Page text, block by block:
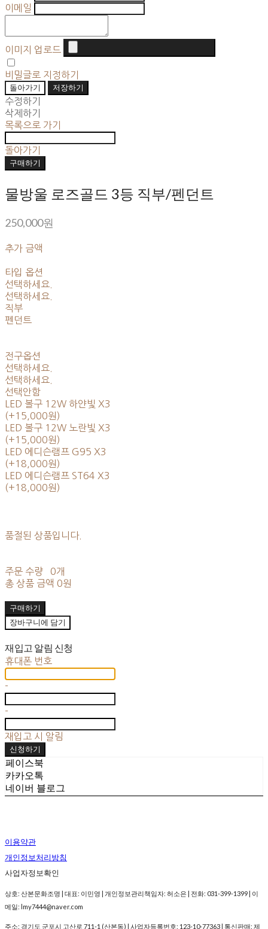
이메일
이미지 업로드
비밀글로 지정하기
돌아가기
저장하기
수정하기
삭제하기
목록으로 가기
돌아가기
구매하기
물방울 로즈골드 3등 직부/펜던트
250,000원
추가 금액
타입 옵션
선택하세요.
선택하세요.
직부
펜던트
전구옵션
선택하세요.
선택하세요.
선택안함
LED 볼구 12W 하얀빛 X3
(+15,000원)
LED 볼구 12W 노란빛 X3
(+15,000원)
LED 에디슨램프 G95 X3
(+18,000원)
LED 에디슨램프 ST64 X3
(+18,000원)
품절된 상품입니다.
주문 수량
0개
총 상품 금액 0원
구매하기
장바구니에 담기
재입고 알림 신청
휴대폰 번호
-
-
재입고 시 알림
신청하기
페이스북
카카오톡
네이버 블로그
이용약관
개인정보처리방침
사업자정보확인
상호: 산본문화조명 | 대표: 이민영 | 개인정보관리책임자: 허소은 | 전화: 031-399-1399 | 이
메일: lmy7444@naver.com
주소: 경기도 군포시 고산로 711-1 (산본동) | 사업자등록번호: 123-10-77363 | 통신판매: 제